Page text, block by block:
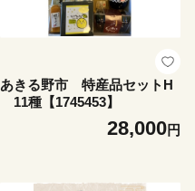
あきる野市 特産品セットH
11種【1745453】
28,000円